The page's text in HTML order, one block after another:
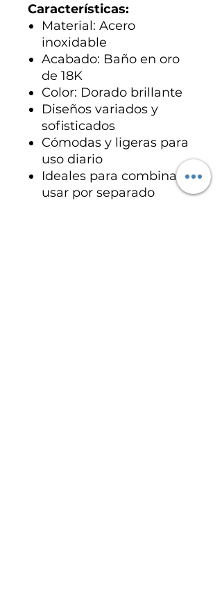
Características:
Material: Acero
inoxidable
Acabado: Baño en oro
de 18K
Color: Dorado brillante
Diseños variados y
sofisticados
Cómodas y ligeras para
uso diario
Ideales para combinar o
usar por separado